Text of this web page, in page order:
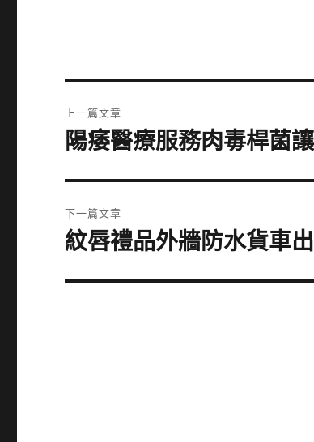
章
上一篇文章
上
篇
文
章:
陽痿醫療服務肉毒桿菌
下一篇文章
下
篇
紋唇禮品外牆防水貨車